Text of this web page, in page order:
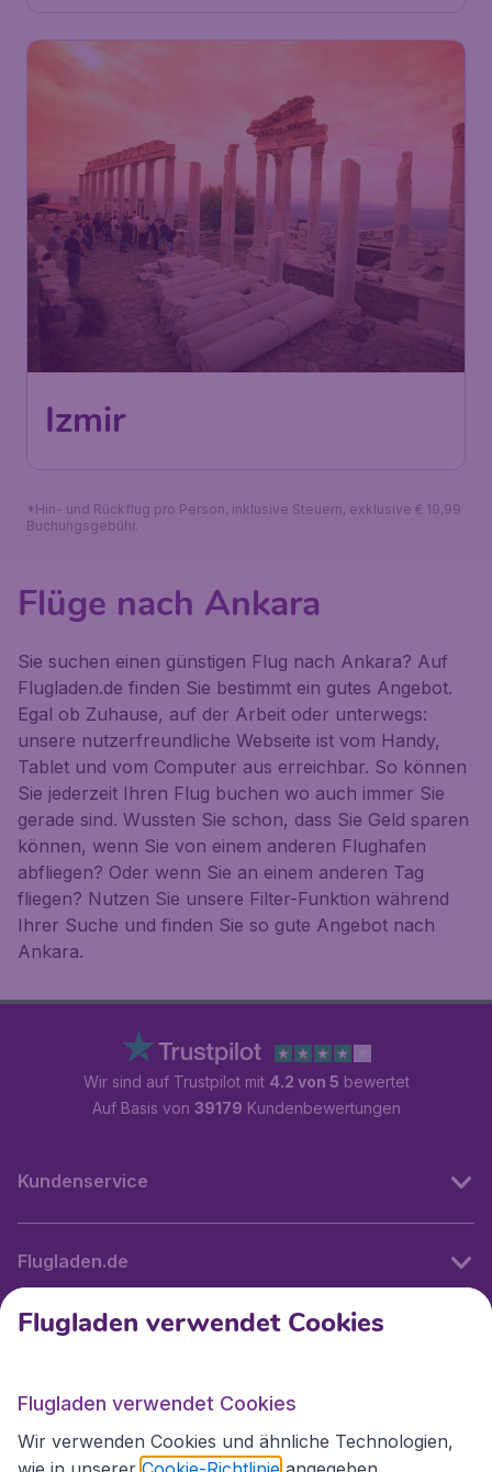
Izmir €
125
ab
Flughafen
Menderes
*Hin- und Rückflug pro Person, inklusive Steuern, exklusive € 19,99
Buchungsgebühr.
Flüge nach Ankara
Sie suchen einen günstigen Flug nach Ankara? Auf
Flugladen.de finden Sie bestimmt ein gutes Angebot.
Egal ob Zuhause, auf der Arbeit oder unterwegs:
unsere nutzerfreundliche Webseite ist vom Handy,
Tablet und vom Computer aus erreichbar. So können
Sie jederzeit Ihren Flug buchen wo auch immer Sie
gerade sind. Wussten Sie schon, dass Sie Geld sparen
können, wenn Sie von einem anderen Flughafen
abfliegen? Oder wenn Sie an einem anderen Tag
fliegen? Nutzen Sie unsere Filter-Funktion während
Ihrer Suche und finden Sie so gute Angebot nach
Ankara.
Wir sind auf Trustpilot mit 4.2 von 5 bewertet
Auf Basis von 39179 Kundenbewertungen
Kundenservice
Flugladen.de
Internationale Webseiten
Folgen Sie uns:
Flugladen verwendet Cookies
Flugladen verwendet Cookies
Wir verwenden Cookies und ähnliche Technologien,